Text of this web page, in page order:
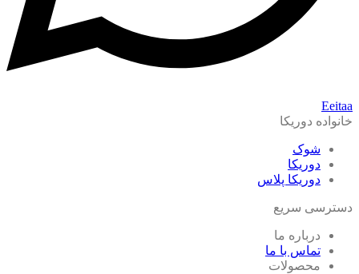
Eeitaa
خانواده دوریکا
شوک
دوریکا
دوریکا پلاس
دسترسی سریع
درباره ما
تماس با ما
محصولات